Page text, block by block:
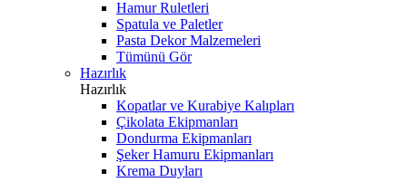
Hamur Ruletleri
Spatula ve Paletler
Pasta Dekor Malzemeleri
Tümünü Gör
Hazırlık
Hazırlık
Kopatlar ve Kurabiye Kalıpları
Çikolata Ekipmanları
Dondurma Ekipmanları
Şeker Hamuru Ekipmanları
Krema Duyları